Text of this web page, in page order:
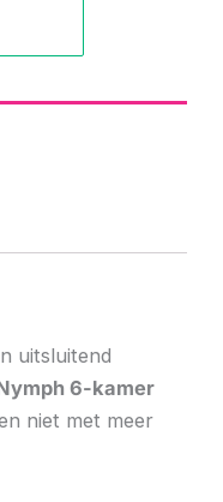
uitsluitend
6-kamer
niet met meer